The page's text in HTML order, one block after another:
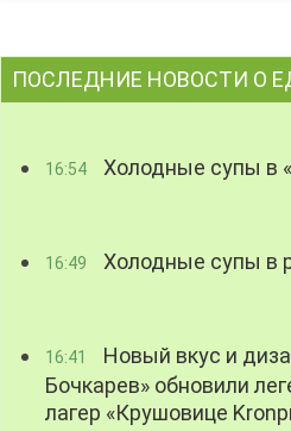
ПОСЛЕДНИЕ НОВОСТИ О
16:54 Холодные супы в
16:49 Холодные супы в
16:41
Новый вкус и
Бочкарев» обновили
лагер «Крушовице